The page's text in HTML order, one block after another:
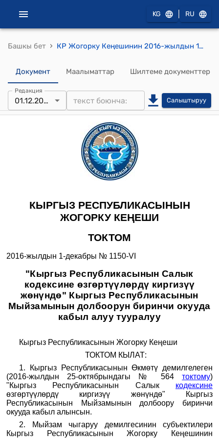
KG RU
Башкы бет › КР Жогорку Кеңешинин 2016-жылдын 1-декабрындагы № 1150-VI "Кыргыз Республикасынын Салык кодексине өзгөртүүлөрдү киргизүү жөнүндө" Кыргыз Республикасынын Мыйзамынын долбоорун биринчи окууда кабыл алуу тууралуу" токтому
Документ Маалыматтар Шилтеме документтер
Редакция
01.12.2016 Салыштыруу